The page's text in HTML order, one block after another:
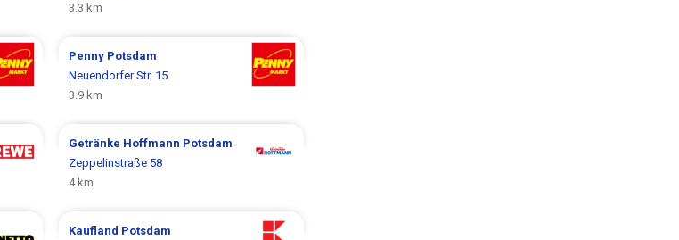
3.3 km
Penny Potsdam
Neuendorfer Str. 15
3.9 km
Getränke Hoffmann Potsdam
Zeppelinstraße 58
4 km
Kaufland Potsdam